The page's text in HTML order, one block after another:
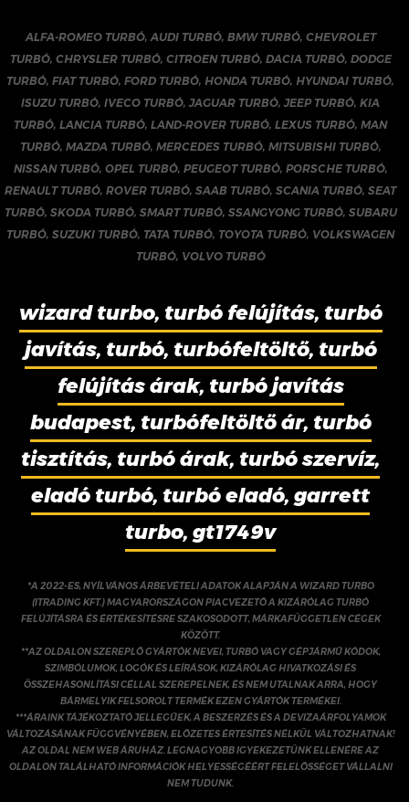
ALFA-ROMEO TURBÓ,AUDI TURBÓ, BMW TURBÓ, CHEVROLET
TURBÓ, CHRYSLER TURBÓ, CITROEN TURBÓ, DACIA TURBÓ, DODGE
TURBÓ,FIAT TURBÓ,FORD TURBÓ, HONDA TURBÓ, HYUNDAI TURBÓ,
ISUZU TURBÓ,IVECO TURBÓ,JAGUAR TURBÓ,JEEP TURBÓ,KIA
TURBÓ,LANCIA TURBÓ,LAND-ROVER TURBÓ,LEXUS TURBÓ,MAN
TURBÓ, MAZDA TURBÓ, MERCEDES TURBÓ, MITSUBISHI TURBÓ,
NISSAN TURBÓ, OPEL TURBÓ, PEUGEOT TURBÓ, PORSCHE TURBÓ,
RENAULT TURBÓ,ROVER TURBÓ,SAAB TURBÓ,SCANIA TURBÓ,SEAT
TURBÓ, SKODA TURBÓ, SMART TURBÓ, SSANGYONG TURBÓ, SUBARU
TURBÓ,SUZUKI TURBÓ, TATA TURBÓ, TOYOTA TURBÓ, VOLKSWAGEN
TURBÓ, VOLVO TURBÓ
wizard turbo, turbó felújítás, turbó
javítás, turbó, turbófeltöltő, turbó
felújítás árak, turbó javítás
budapest, turbófeltöltő ár, turbó
tisztítás, turbó árak, turbó szervíz,
eladó turbó, turbó eladó, garrett
turbo, gt1749v
*A 2022-ES, NYÍLVÁNOS ÁRBEVÉTELI ADATOK ALAPJÁN A WIZARD TURBO
(ITRADING KFT.) MAGYARORSZÁGON PIACVEZETŐ A KIZÁRÓLAG TURBÓ
FELÚJÍTÁSRA ÉS ÉRTÉKESÍTÉSRE SZAKOSODOTT, MÁRKAFÜGGETLEN CÉGEK
KÖZÖTT.
**AZ OLDALON SZEREPLŐ GYÁRTÓK NEVEI, TURBÓ VAGY GÉPJÁRMŰ KÓDOK,
SZIMBÓLUMOK, LOGÓK ÉS LEÍRÁSOK, KIZÁRÓLAG HIVATKOZÁSI ÉS
ÖSSZEHASONLÍTÁSI CÉLLAL SZEREPELNEK, ÉS NEM UTALNAK ARRA, HOGY
BÁRMELYIK FELSOROLT TERMÉK EZEN GYÁRTÓK TERMÉKEI.
***ÁRAINK TÁJÉKOZTATÓ JELLEGŰEK, A BESZERZÉS ÉS A DEVIZAÁRFOLYAMOK
VÁLTOZÁSÁNAK FÜGGVÉNYÉBEN, ELŐZETES ÉRTESÍTÉS NÉLKÜL VÁLTOZHATNAK!
AZ OLDAL NEM WEB ÁRUHÁZ. LEGNAGYOBB IGYEKEZETÜNK ELLENÉRE AZ
OLDALON TALÁLHATÓ INFORMÁCIÓK HELYESSÉGÉÉRT FELELŐSSÉGET VÁLLALNI
NEM TUDUNK.